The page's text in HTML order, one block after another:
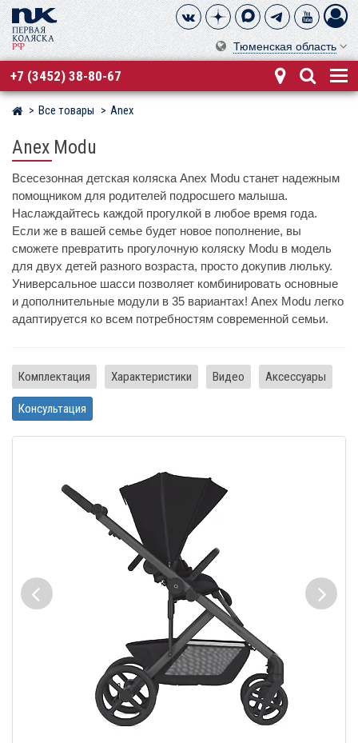
Тюменская область
+7 (3452) 38-80-67
Магазин детских колясок
Все товары Anex
Anex Modu
Всесезонная детская коляска Anex Modu станет надежным
помощником для родителей подросшего малыша.
Наслаждайтесь каждой прогулкой в любое время года.
Если же в вашей семье будет новое пополнение, вы
сможете превратить прогулочную коляску Modu в модель
для двух детей разного возраста, просто докупив люльку.
Универсальное шасси позволяет комбинировать основные
и дополнительные модули в 35 вариантах! Anex Modu легко
адаптируется ко всем потребностям современной семьи.
Комплектация Характеристики Видео Аксессуары
Консультация